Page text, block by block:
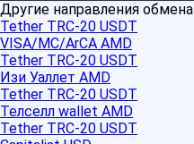
Другие направления обмена
Tether TRC-20 USDT
VISA/MC/ArCA AMD
Tether TRC-20 USDT
Изи Уаллет AMD
Tether TRC-20 USDT
Телселл wallet AMD
Tether TRC-20 USDT